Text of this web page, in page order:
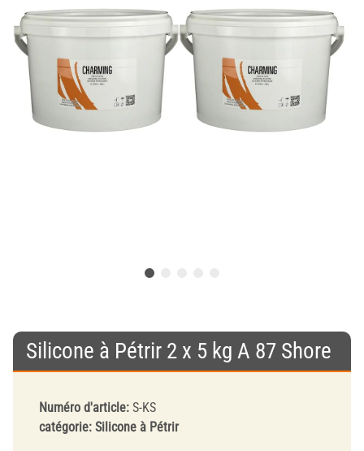
Silicone à Pétrir 2 x 5 kg A 87 Shore
Numéro d'article: S-KS
catégorie: Silicone à Pétrir